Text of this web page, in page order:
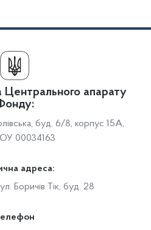
апарату
буд. 6/8, корпус 15А,
00034163
адреса:
Боричів Тік, буд. 28